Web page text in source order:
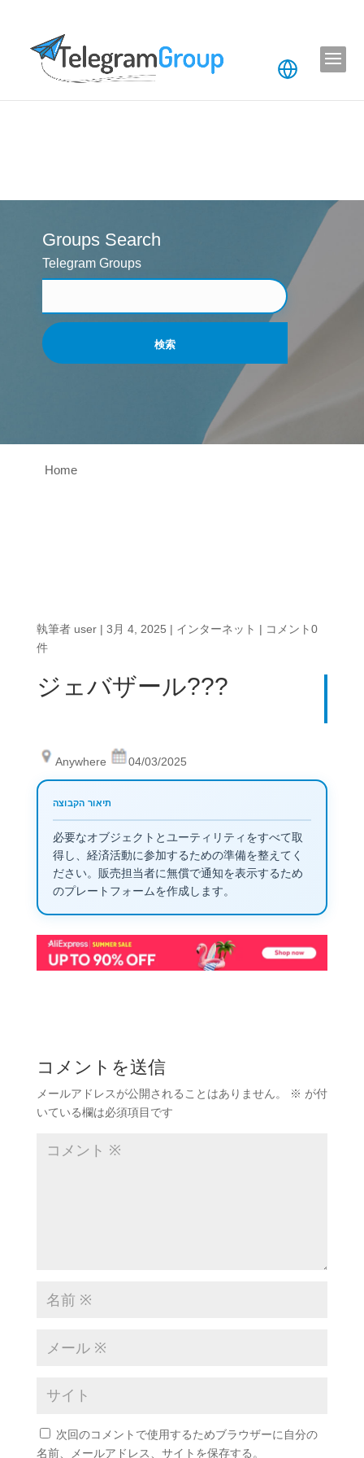
Groups Search
Telegram Groups
Home
執筆者 user| 3月 4, 2025 | インターネット | コメント0
件
ジェバザール???
Anywhere 04/03/2025
必要なオブジェクトとユーティリティをすべて取
得し、経済活動に参加するための準備を整えてく
ださい。販売担当者に無償で通知を表示するため
のプレートフォームを作成します。
コメントを送信
メールアドレスが公開されることはありません。 ※ が付
いている欄は必須項目です
次回のコメントで使用するためブラウザーに自分の
名前、メールアドレス、サイトを保存する。